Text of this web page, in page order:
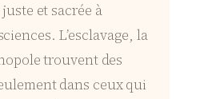
et sacrée à
L’esclavage, la
trouvent des
dans ceux qui